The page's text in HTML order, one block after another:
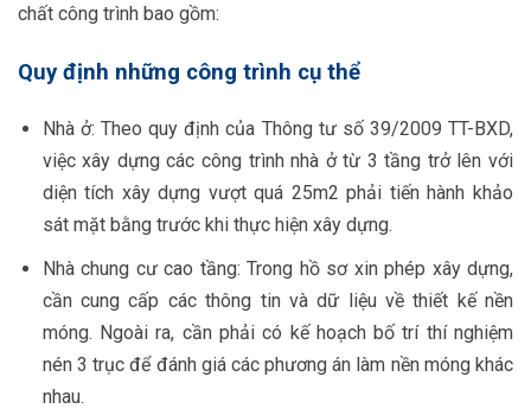
chất công trình bao gồm:
Quy định những công trình cụ thể
Nhà ở:Theo quy định của Thông tư số 39/2009 TT-BXD,
việc xây dựng các công trình nhà ở từ 3 tầng trở lên với
diện tích xây dựng vượt quá 25m2 phải tiến hành khảo
sát mặt bằng trước khi thực hiện xây dựng.
Nhà chung cư cao tầng: Trong hồ sơ xin phép xây dựng,
cần cung cấp các thông tin và dữ liệu về thiết kế nền
móng. Ngoài ra, cần phải có kế hoạch bố trí thí nghiệm
nén 3 trục để đánh giá các phương án làm nền móng khác
nhau.